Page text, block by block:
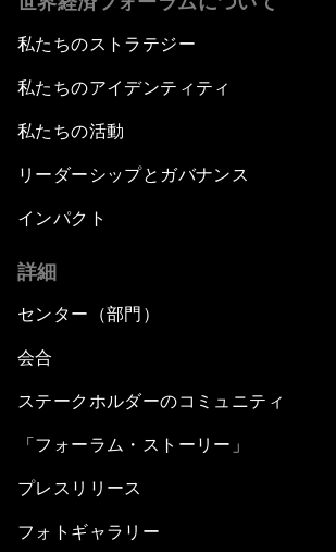
私たちのストラテジー
私たちのアイデンティティ
私たちの活動
リーダーシップとガバナンス
インパクト
詳細
センター（部門）
会合
ステークホルダーのコミュニティ
「フォーラム・ストーリー」
プレスリリース
フォトギャラリー